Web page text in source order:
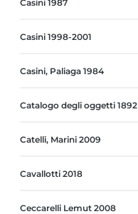
Casini 1998-2001
Casini, Paliaga 1984
Catalogo degli oggetti 1892
Catelli, Marini 2009
Cavallotti 2018
Ceccarelli Lemut 2008